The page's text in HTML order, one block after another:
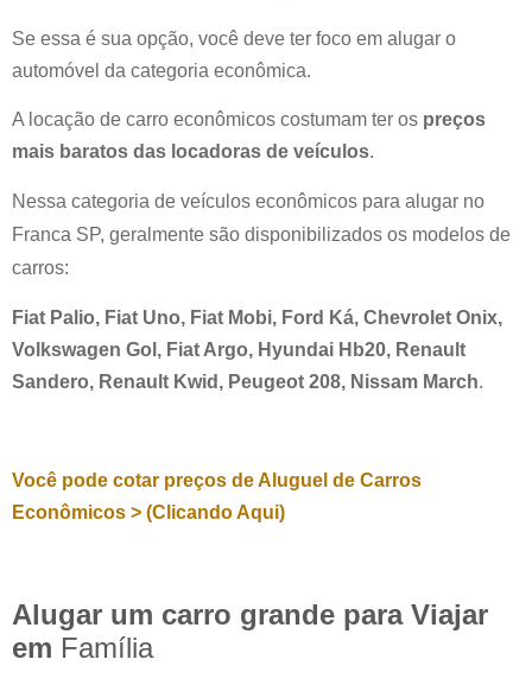
Se essa é sua opção, você deve ter foco em alugar o
automóvel da categoria econômica.
A locação de carro econômicos costumam ter os preços
mais baratos das locadoras de veículos.
Nessa categoria de veículos econômicos para alugar no
Franca SP, geralmente são disponibilizados os modelos de
carros:
Fiat Palio, Fiat Uno, Fiat Mobi, Ford Ká, Chevrolet Onix,
Volkswagen Gol, Fiat Argo, Hyundai Hb20, Renault
Sandero, Renault Kwid, Peugeot 208, Nissam March.
Você pode cotar preços de Aluguel de Carros
Econômicos > (Clicando Aqui)
Alugar um carro grande para Viajar
em Família